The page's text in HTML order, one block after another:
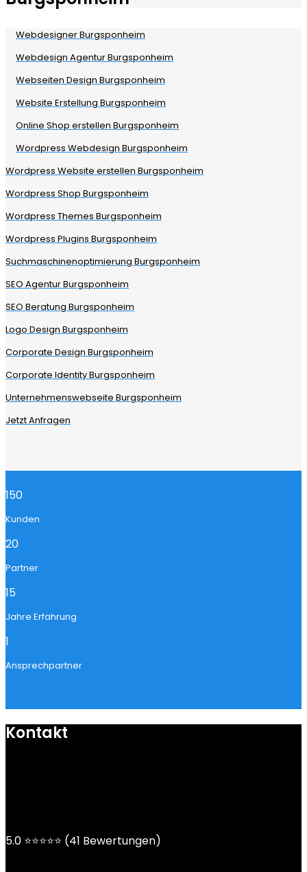
Webdesigner Burgsponheim
Webdesign Agentur Burgsponheim
Webseiten Design Burgsponheim
Website Erstellung Burgsponheim
Online Shop erstellen Burgsponheim
Wordpress Webdesign Burgsponheim
Wordpress Website erstellen Burgsponheim
Wordpress Shop Burgsponheim
Wordpress Themes Burgsponheim
Wordpress Plugins Burgsponheim
Suchmaschinenoptimierung Burgsponheim
SEO Agentur Burgsponheim
SEO Beratung Burgsponheim
Logo Design Burgsponheim
Corporate Design Burgsponheim
Corporate Identity Burgsponheim
Unternehmenswebseite Burgsponheim
Jetzt Anfragen
150
Kunden
20
Partner
15
Jahre Erfahrung
1
Ansprechpartner
Kontakt
5.0 ⭐⭐⭐⭐⭐ (41 Bewertungen)